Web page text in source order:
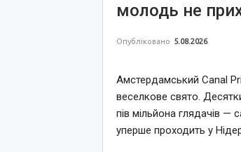
молодь не
Опубліковано 5.08.2026
Амстердамський Canal
веселкове свято.
пів мільйона глядачів —
уперше проходить у